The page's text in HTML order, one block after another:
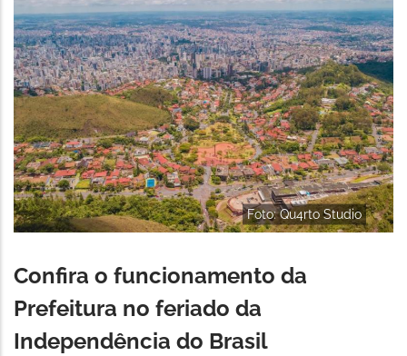
Foto: Qu4rto Studio
Confira o funcionamento da
Prefeitura no feriado da
Independência do Brasil